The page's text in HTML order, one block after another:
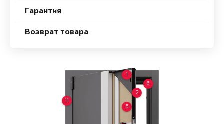
Гарантия
Возврат товара
1
2
5
6
11